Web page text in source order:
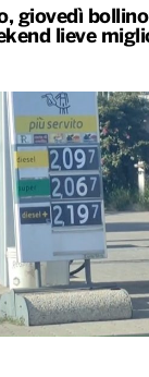
giovedì
lieve